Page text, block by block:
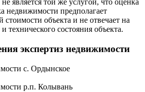
является той же услугой, что оценка
недвижимости предполагает
объекта и не отвечает на
технического состояния объекта.
экспертиз недвижимости
с. Ордынское
р.п. Колывань